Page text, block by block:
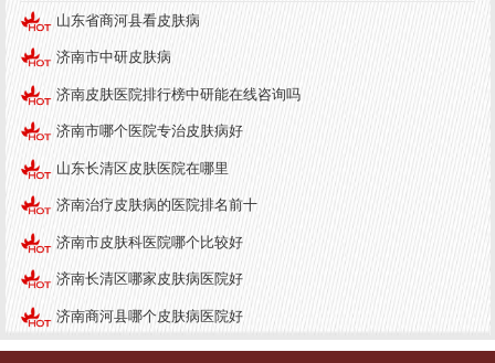
最后，来院的方式也十分便利。济南中研皮肤病医
院 位于在山东省的核心地段，交通四通八达，患者
可以选择公交、出租车等多种方式前来就诊。此
外，医院附近设有停车场，方便自驾的患者停车。
总结来说，济南历城区的皮肤专科医院在医疗水平
和服务质量上不断提升，其中济南中研皮肤病医院
凭借其专业的医疗团队和便捷的就医服务脱颖而
出。了解相关的健康常识，保持良好的生活习惯，
选择专业医院就诊，才能更有效地预防和治疗皮肤
疾病。希望每位患者都能早日康复，拥有健康的肌
肤。
山东省商河县看皮肤病
济南市中研皮肤病
济南皮肤医院排行榜中研能在线咨询吗
济南市哪个医院专治皮肤病好
山东长清区皮肤医院在哪里
济南治疗皮肤病的医院排名前十
济南市皮肤科医院哪个比较好
济南长清区哪家皮肤病医院好
济南商河县哪个皮肤病医院好